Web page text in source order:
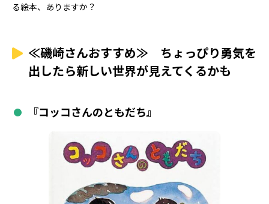
る絵本、ありますか？
≪磯崎さんおすすめ≫ ちょっぴり勇気を
出したら新しい世界が見えてくるかも
『コッコさんのともだち』